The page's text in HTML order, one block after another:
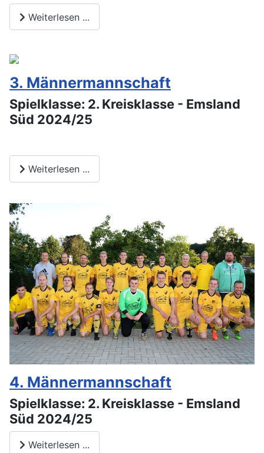
Weiterlesen ...
3. Männermannschaft
Spielklasse: 2. Kreisklasse - Emsland
Süd 2024/25
Weiterlesen ...
4. Männermannschaft
Spielklasse: 2. Kreisklasse - Emsland
Süd 2024/25
Weiterlesen ...